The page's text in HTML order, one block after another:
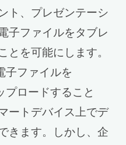
ト、プレゼンテーシ
子ファイルをタブレ
とを可能にします。
ファイルを
ロードすること
ートデバイス上でデ
きます。しかし、企